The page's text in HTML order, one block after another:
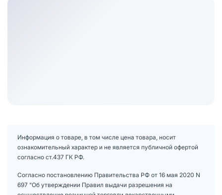
Информация о товаре, в том числе цена товара, носит
ознакомительный характер и не является публичной офертой
согласно ст.437 ГК РФ.
Согласно постановлению Правительства РФ от 16 мая 2020 N
697 "Об утверждении Правил выдачи разрешения на